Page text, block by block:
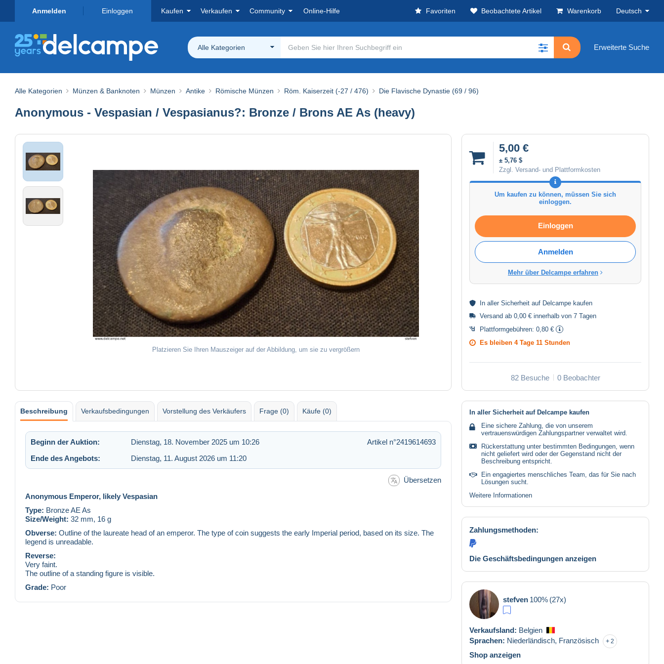
Anmelden Einloggen Kaufen Verkaufen Community Online-Hilfe Favoriten Beobachtete Artikel Warenkorb Deutsch
Alle Kategorien Erweiterte Suche
Alle Kategorien Münzen & Banknoten Münzen Antike Römische Münzen Röm. Kaiserzeit (-27 / 476) Die Flavische Dynastie (69 / 96)
Anonymous - Vespasian / Vespasianus?: Bronze / Brons AE As (heavy)
Platzieren Sie Ihren Mauszeiger auf der Abbildung, um sie zu vergrößern
5,00 €
± 5,76 $
Zzgl. Versand- und Plattformkosten
Um kaufen zu können, müssen Sie sich
einloggen.
Einloggen
Anmelden
Mehr über Delcampe erfahren
In aller Sicherheit auf Delcampe kaufen
Versand ab 0,00 € innerhalb von 7 Tagen
Plattformgebühren: 0,80 €
Es bleiben 4 Tage 11 Stunden
82 Besuche 0 Beobachter
Beschreibung Verkaufsbedingungen Vorstellung des Verkäufers Frage (0) Käufe (0)
Beginn der Auktion: Dienstag, 18. November 2025 um 10:26
Artikel n°2419614693
Ende des Angebots:
Dienstag, 11. August 2026 um 11:20
Übersetzen
Anonymous Emperor, likely Vespasian
Type: Bronze AE As
Size/Weight: 32 mm, 16 g
Obverse: Outline of the laureate head of an emperor. The type of coin suggests the early Imperial period, based on its size. The
legend is unreadable.
Reverse:
Very faint.
The outline of a standing figure is visible.
Grade: Poor
In aller Sicherheit auf Delcampe kaufen
Eine sichere Zahlung, die von unserem
vertrauenswürdigen Zahlungspartner verwaltet wird.
Rückerstattung unter bestimmten Bedingungen, wenn
nicht geliefert wird oder der Gegenstand nicht der
Beschreibung entspricht.
Ein engagiertes menschliches Team, das für Sie nach
Lösungen sucht.
Weitere Informationen
Zahlungsmethoden:
Die Geschäftsbedingungen anzeigen
stefven 100% (27x)
Verkaufsland: Belgien
Sprachen: Niederländisch, Französisch 2
Shop anzeigen